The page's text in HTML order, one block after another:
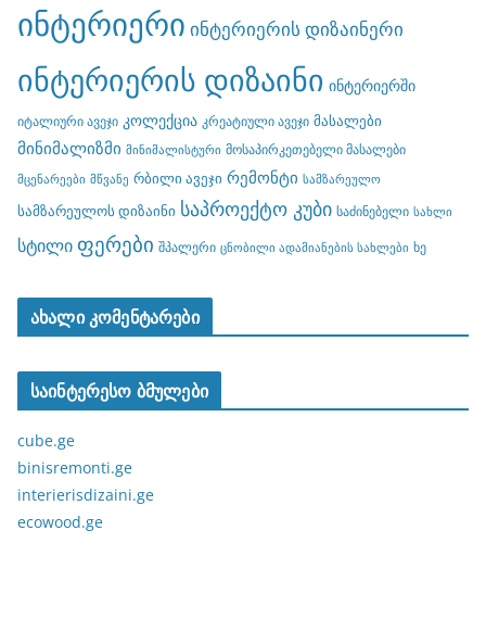
ინტერიერი ინტერიერის დიზაინერი
ინტერიერის დიზაინი ინტერიერში
იტალიური ავეჯი კოლექცია კრეატიული ავეჯი მასალები
მინიმალიზმი მინიმალისტური მოსაპირკეთებელი მასალები
მცენარეები მწვანე რბილი ავეჯი რემონტი სამზარეულო
სამზარეულოს დიზაინი საპროექტო კუბი საძინებელი სახლი
სტილი ფერები შპალერი ცნობილი ადამიანების სახლები ხე
ახალი კომენტარები
საინტერესო ბმულები
cube.ge
binisremonti.ge
interierisdizaini.ge
ecowood.ge